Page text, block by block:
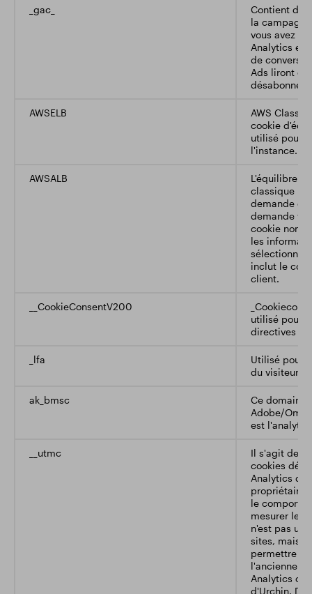
_gac_
Contient
la
vous avez
Analytics et
de
Ads liront ce
désabonnez.
AWSELB
AWS
cookie
utilisé pour
l'instance.
AWSALB
L'équilibreur
classique
demande
demande
cookie
les
inclut le
client.
__CookieConsentV200
utilisé pour
directives de
_lfa
Utilisé pour
du visiteur.
ak_bmsc
Ce domaine
Adobe/
est
__utmc
Il s'agit de
cookies
Analytics
le
mesurer les
n'est pas
sites, mais
permettre
l'ancienne
Analytics
d'Urchin.